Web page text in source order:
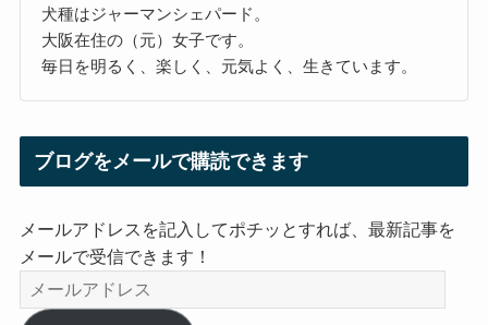
犬種はジャーマンシェパード。
大阪在住の（元）女子です。
毎日を明るく、楽しく、元気よく、生きています。
ブログをメールで購読できます
メールアドレスを記入してポチッとすれば、最新記事を
メールで受信できます！
メ
ー